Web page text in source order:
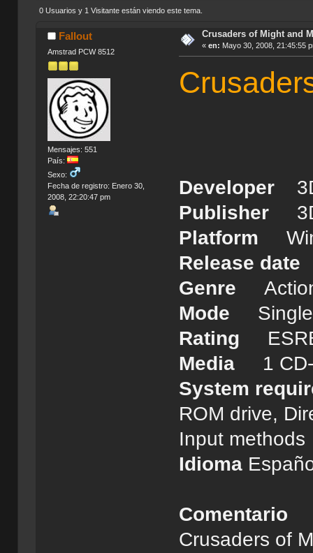
0 Usuarios y 1 Visitante están viendo este tema.
Fallout
Amstrad PCW 8512
Mensajes: 551
País:
Sexo:
Fecha de registro: Enero 30,
2008, 22:20:47 pm
Crusaders of Might and
« en: Mayo 30, 2008, 21:45:55
Developer
Publisher
Platform
Release
Genre
Mode Single
Rating
Media 1 CD-
System
ROM drive,
Input
Idioma
Comentario
Crusaders of